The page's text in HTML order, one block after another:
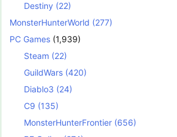
Destiny (22)
MonsterHunterWorld (277)
PC Games (1,939)
Steam (22)
GuildWars (420)
Diablo3 (24)
C9 (135)
MonsterHunterFrontier (656)